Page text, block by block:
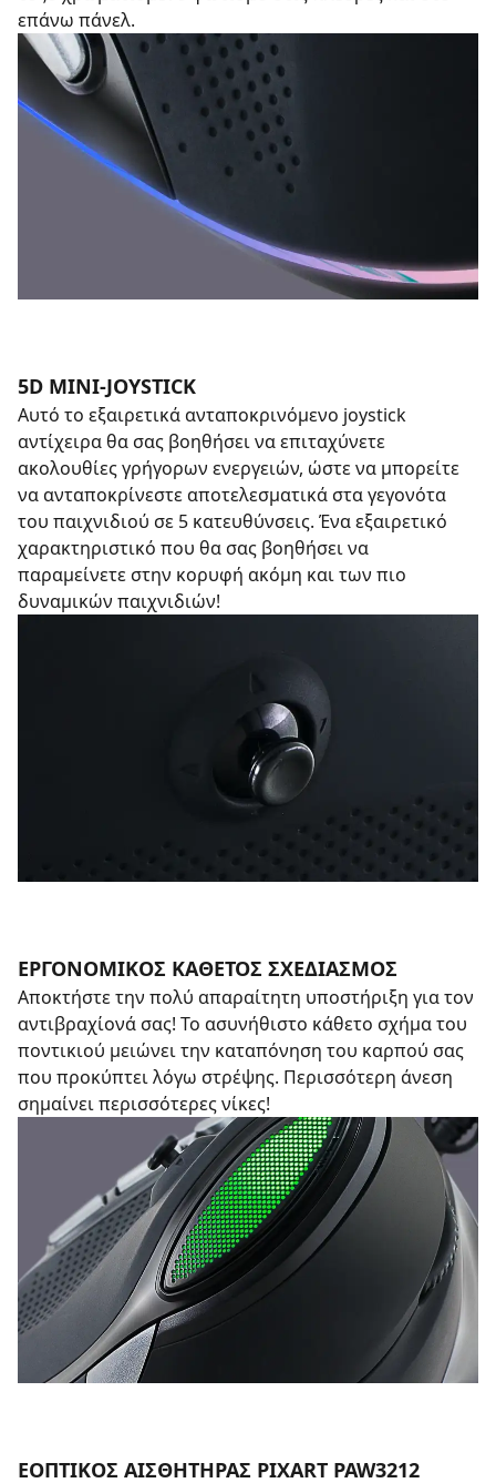
επάνω πάνελ.
5D ΜΙΝΙ-JOYSTICK
Αυτό το εξαιρετικά ανταποκρινόμενο joystick
αντίχειρα θα σας βοηθήσει να επιταχύνετε
ακολουθίες γρήγορων ενεργειών, ώστε να μπορείτε
να ανταποκρίνεστε αποτελεσματικά στα γεγονότα
του παιχνιδιού σε 5 κατευθύνσεις. Ένα εξαιρετικό
χαρακτηριστικό που θα σας βοηθήσει να
παραμείνετε στην κορυφή ακόμη και των πιο
δυναμικών παιχνιδιών!
ΕΡΓΟΝΟΜΙΚΟΣ ΚΑΘΕΤΟΣ ΣΧΕΔΙΑΣΜΟΣ
Αποκτήστε την πολύ απαραίτητη υποστήριξη για τον
αντιβραχίονά σας! Το ασυνήθιστο κάθετο σχήμα του
ποντικιού μειώνει την καταπόνηση του καρπού σας
που προκύπτει λόγω στρέψης. Περισσότερη άνεση
σημαίνει περισσότερες νίκες!
EΟΠΤΙΚΟΣ ΑΙΣΘΗΤΗΡΑΣ PIXART PAW3212